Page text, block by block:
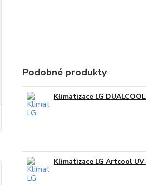
Podobné produkty
Klimatizace LG
Klimatizace LG Artcool UV